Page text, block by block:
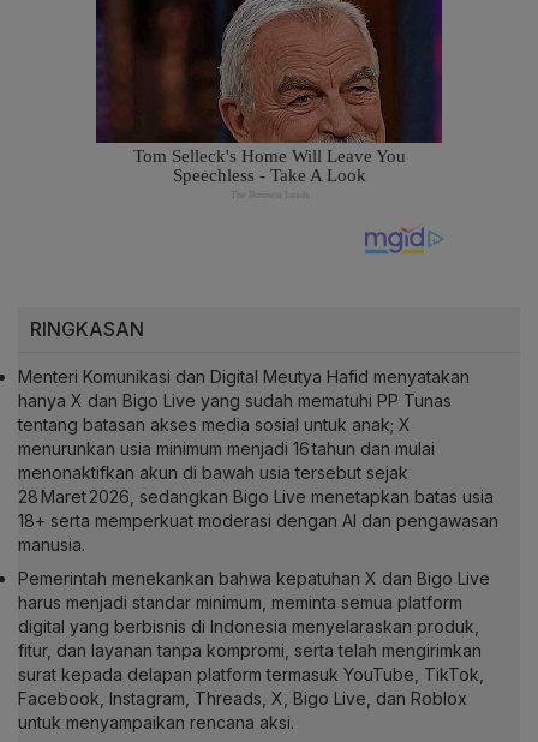
RINGKASAN
Menteri Komunikasi dan Digital Meutya Hafid menyatakan
hanya X dan Bigo Live yang sudah mematuhi PP Tunas
tentang batasan akses media sosial untuk anak; X
menurunkan usia minimum menjadi 16 tahun dan mulai
menonaktifkan akun di bawah usia tersebut sejak
28 Maret 2026, sedangkan Bigo Live menetapkan batas usia
18+ serta memperkuat moderasi dengan AI dan pengawasan
manusia.
Pemerintah menekankan bahwa kepatuhan X dan Bigo Live
harus menjadi standar minimum, meminta semua platform
digital yang berbisnis di Indonesia menyelaraskan produk,
fitur, dan layanan tanpa kompromi, serta telah mengirimkan
surat kepada delapan platform termasuk YouTube, TikTok,
Facebook, Instagram, Threads, X, Bigo Live, dan Roblox
untuk menyampaikan rencana aksi.